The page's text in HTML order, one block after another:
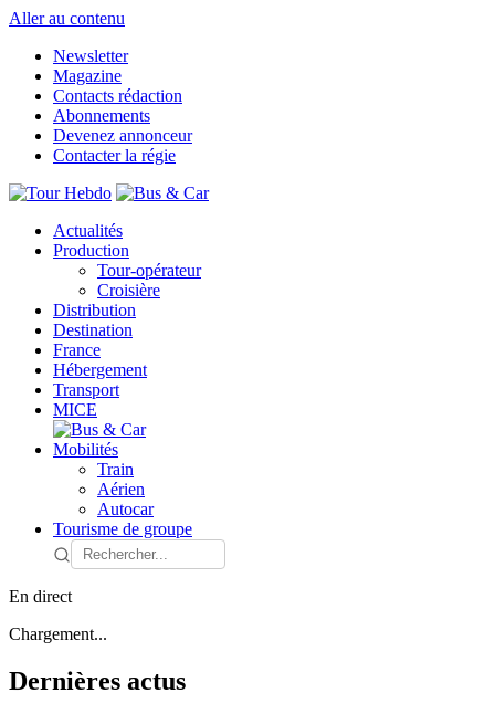
Aller au contenu
Newsletter
Magazine
Contacts rédaction
Abonnements
Devenez annonceur
Contacter la régie
Actualités
Production
Tour-opérateur
Croisière
Distribution
Destination
France
Hébergement
Transport
MICE
Mobilités
Train
Aérien
Autocar
Tourisme de groupe
En direct
Chargement...
Dernières actus